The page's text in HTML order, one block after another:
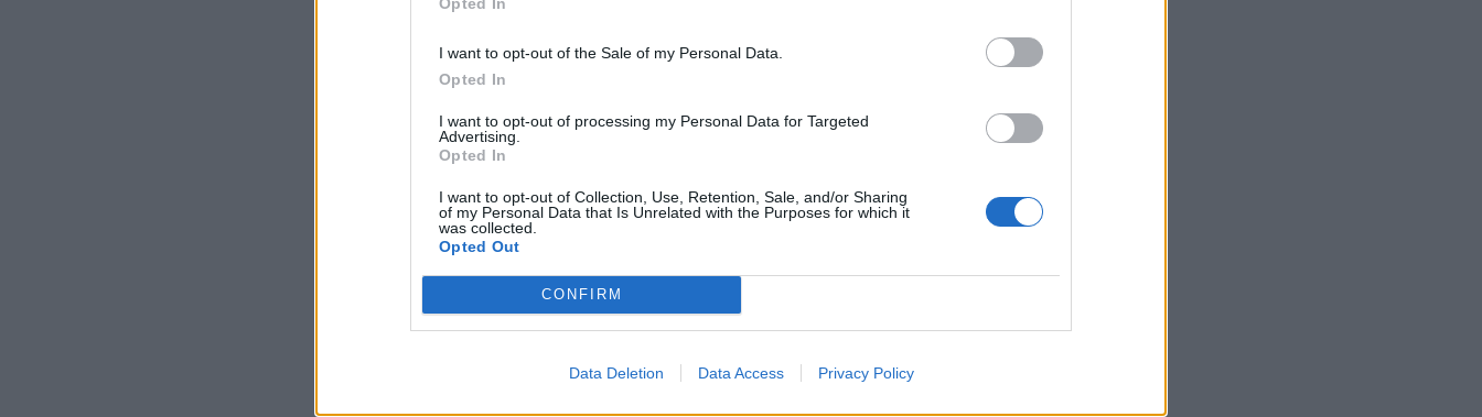
I want to opt-out of the Sale of my Personal Data.
Opted In
I want to opt-out of processing my Personal Data for Targeted
Advertising.
Opted In
I want to opt-out of Collection, Use, Retention, Sale, and/or Sharing
of my Personal Data that Is Unrelated with the Purposes for which it
was collected.
Opted Out
CONFIRM
Data Deletion Data Access Privacy Policy